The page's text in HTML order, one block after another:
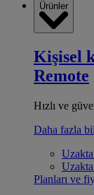
Ürünler
Kişisel
Remote
Hızlı ve
Daha fazla
Planları ve